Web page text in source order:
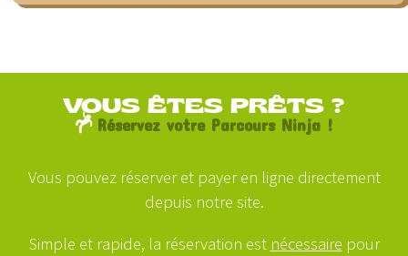
VOUS ÊTES PRÊTS ?
Réservez votre Parcours Ninja !
Vous pouvez réserver et payer en ligne directement
depuis notre site.
Simple et rapide, la réservation est nécessaire pour